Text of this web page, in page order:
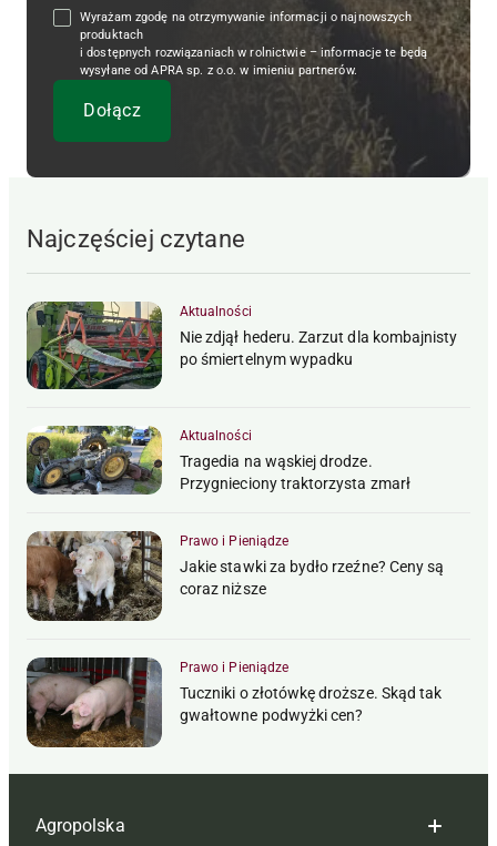
Wyrażam zgodę na otrzymywanie informacji o najnowszych
produktach
i dostępnych rozwiązaniach w rolnictwie – informacje te będą
wysyłane od APRA sp. z o.o. w imieniu partnerów.
Najczęściej czytane
Aktualności
Nie zdjął hederu. Zarzut dla kombajnisty
po śmiertelnym wypadku
Aktualności
Tragedia na wąskiej drodze.
Przygnieciony traktorzysta zmarł
Prawo i Pieniądze
Jakie stawki za bydło rzeźne? Ceny są
coraz niższe
Prawo i Pieniądze
Tuczniki o złotówkę droższe. Skąd tak
gwałtowne podwyżki cen?
Agropolska